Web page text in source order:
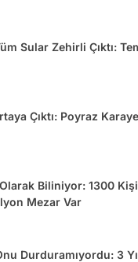
Sular Zehirli Çıktı:
Çıktı: Poyraz
Biliniyor: 1300
Mezar Var
Durduramıyordu: 3